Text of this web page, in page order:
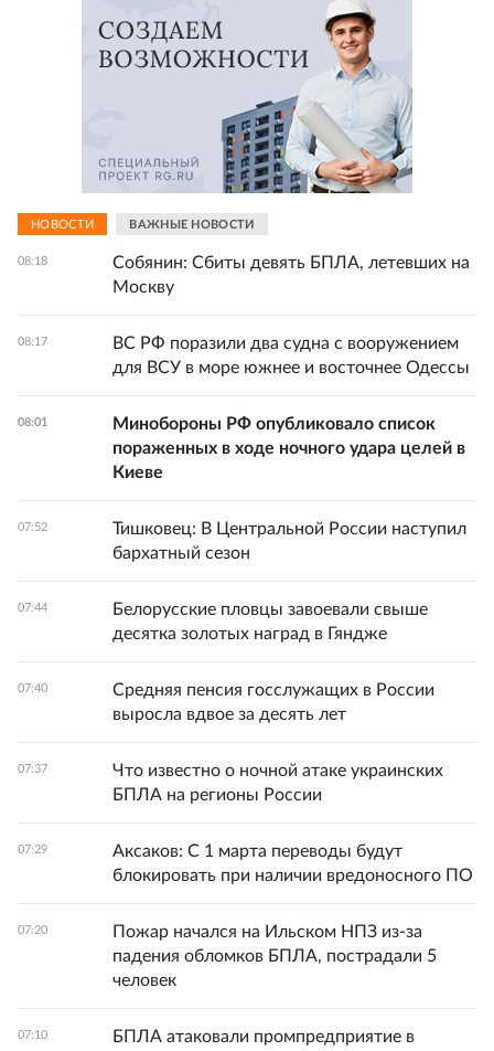
НОВОСТИ ВАЖНЫЕ НОВОСТИ
08:18
Собянин: Сбиты девять БПЛА, летевших на
Москву
08:17
ВС РФ поразили два судна с вооружением
для ВСУ в море южнее и восточнее Одессы
08:01
Минобороны РФ опубликовало список
пораженных в ходе ночного удара целей в
Киеве
07:52
Тишковец: В Центральной России наступил
бархатный сезон
07:44
Белорусские пловцы завоевали свыше
десятка золотых наград в Гяндже
07:40
Средняя пенсия госслужащих в России
выросла вдвое за десять лет
07:37
Что известно о ночной атаке украинских
БПЛА на регионы России
07:29
Аксаков: С 1 марта переводы будут
блокировать при наличии вредоносного ПО
07:20
Пожар начался на Ильском НПЗ из-за
падения обломков БПЛА, пострадали 5
человек
07:10
БПЛА атаковали промпредприятие в